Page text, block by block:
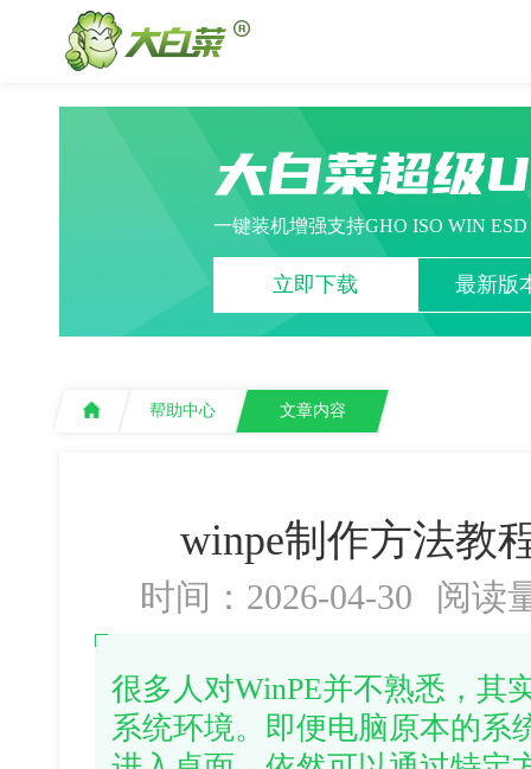
大白菜超级
一键装机增强支持GHO ISO WIN
立即下载 最新版
帮助中心 文章内容
winpe制作方法教
时间：2026-04-30 阅读
很多人对WinPE并不熟悉，其
系统环境。即便电脑原本的系